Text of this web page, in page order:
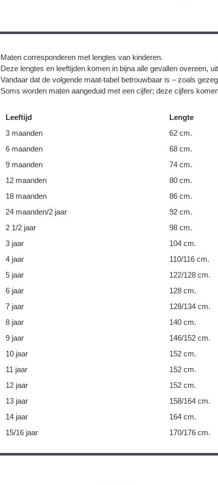
Maten corresponderen met lengtes van kinderen.
Deze lengtes en leeftijden komen in bijna alle gevallen overeen,
Vandaar dat de volgende maat-tabel betrouwbaar is – zoals
Soms worden maten aangeduid met een cijfer; deze cijfers
Leeftijd Lengte
3 maanden
62 cm.
6 maanden
68 cm.
9 maanden
74 cm.
12 maanden
80 cm.
18 maanden
86 cm.
24 maanden/2 jaar
92 cm.
2 1/2 jaar
98 cm.
3 jaar
104 cm.
4 jaar
110/116 cm.
5 jaar
122/128 cm.
6 jaar
128 cm.
7 jaar
128/134 cm.
8 jaar
140 cm.
9 jaar
146/152 cm.
10 jaar
152 cm.
11 jaar
152 cm.
12 jaar
152 cm.
13 jaar
158/164 cm.
14 jaar
164 cm.
15/16 jaar
170/176 cm.